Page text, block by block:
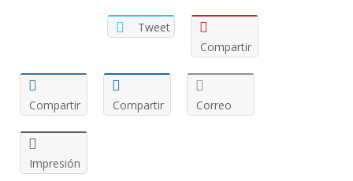
Tweet
Compartir
Compartir Compartir Correo
Impresión